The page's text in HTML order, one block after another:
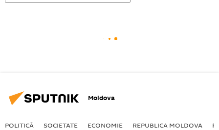
Moldova
POLITICĂ SOCIETATE ECONOMIE REPUBLICA MOLDOVA